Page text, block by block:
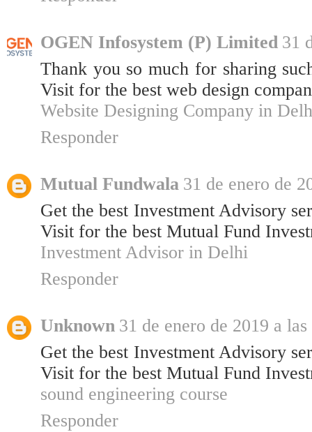
OGEN Infosystem (P) Limited 31
Thank you so much for sharing
Visit for the best web design
Website Designing Company in
Responder
Mutual Fundwala 31 de enero de
Get the best Investment Advisory
Visit for the best Mutual Fund
Investment Advisor in Delhi
Responder
Unknown 31 de enero de 2019 a las
Get the best Investment Advisory
Visit for the best Mutual Fund
sound engineering course
Responder